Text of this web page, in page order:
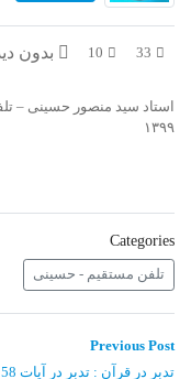
33
10 بدون
۱۳۹۹
Categories
تلفن مستقیم - حسینی
راهبری
نوشته
Previous Post
Previous